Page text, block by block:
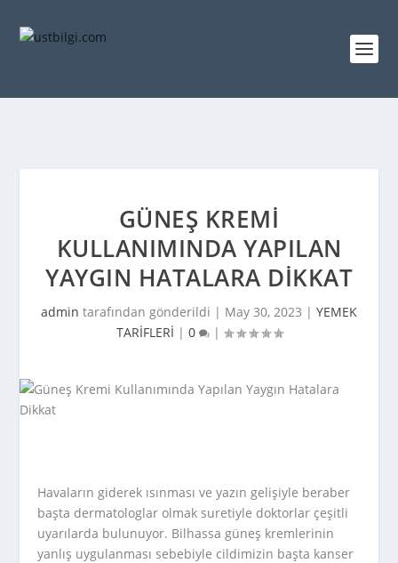
GÜNEŞ KREMI
KULLANIMINDA YAPILAN
YAYGIN HATALARA DIKKAT
admin tarafından gönderildi | May 30, 2023 | YEMEK
TARİFLERİ | 0 |
Havaların giderek ısınması ve yazın gelişiyle beraber
başta dermatologlar olmak suretiyle doktorlar çeşitli
uyarılarda bulunuyor. Bilhassa güneş kremlerinin
yanlış uygulanması sebebiyle cildimizin başta kanser